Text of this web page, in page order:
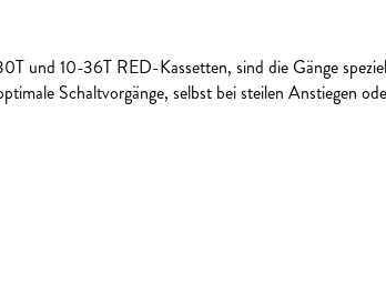
und 10-36T RED-Kassetten, sind die Gänge
Schaltvorgänge, selbst bei steilen Anstiegen